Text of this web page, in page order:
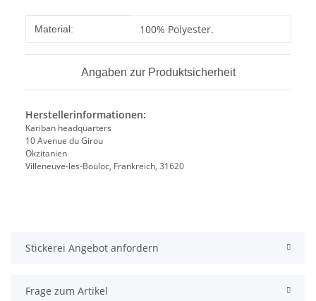
Produkteigenschaft
Wert
Material: 100% Polyester.
Angaben zur Produktsicherheit
Herstellerinformationen:
Kariban headquarters
10 Avenue du Girou
Okzitanien
Villeneuve-les-Bouloc, Frankreich, 31620
Stickerei Angebot anfordern
Frage zum Artikel